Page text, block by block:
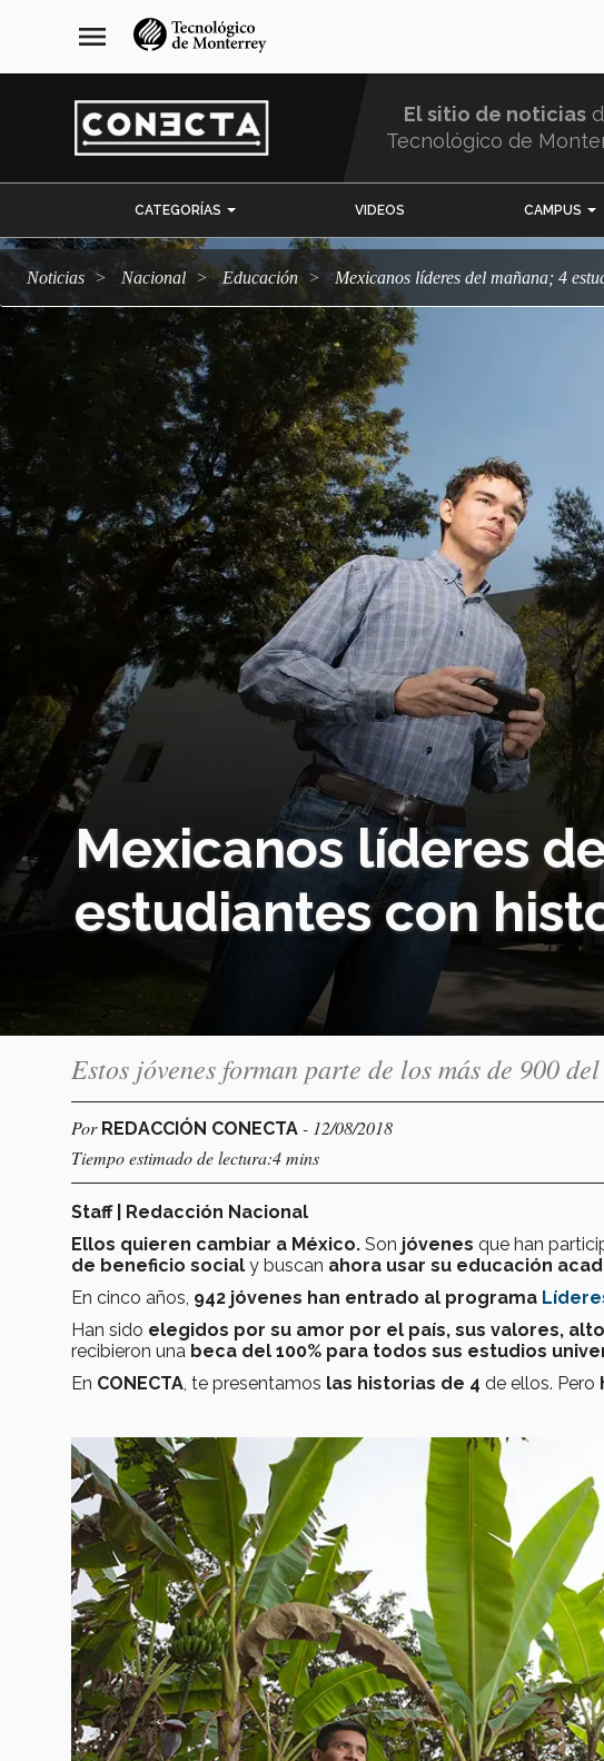
navegación
principal
menu
El sitio de noticias
Tecnológico de
CATEGORÍAS VIDEOS CAMPUS
Noticias Nacional Educación Mexicanos líderes del mañana; 4
Mexicanos líderes
estudiantes con
Estos jóvenes forman parte de los más de 900
Por REDACCIÓN CONECTA - 12/08/2018
Tiempo estimado de lectura:4 mins
Staff | Redacción Nacional
Ellos quieren cambiar a México. Son jóvenes que han
de beneficio social y buscan ahora usar su educación
En cinco años, 942 jóvenes han entrado al programa
Han sido elegidos por su amor por el país, sus valores,
recibieron una beca del 100% para todos sus estudios
En CONECTA , te presentamos las historias de 4 de ellos. Pero